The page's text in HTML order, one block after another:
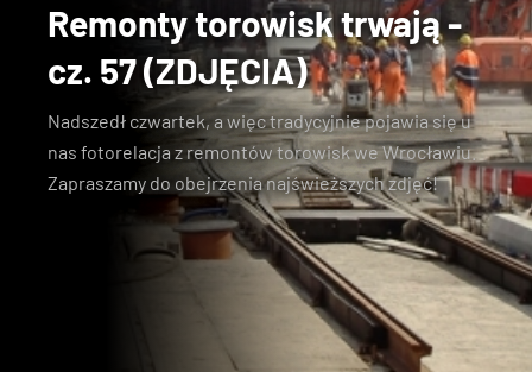
Remonty torowisk trwają -
cz. 57 (ZDJĘCIA)
Nadszedł czwartek, a więc tradycyjnie pojawia się u
nas fotorelacja z remontów torowisk we Wrocławiu.
Zapraszamy do obejrzenia najświeższych zdjęć!